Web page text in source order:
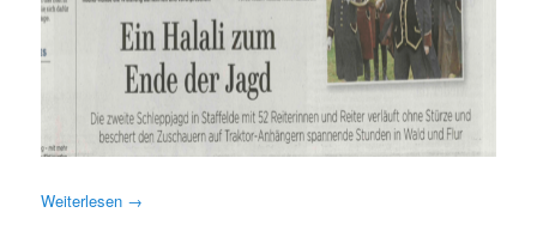
Weiterlesen →